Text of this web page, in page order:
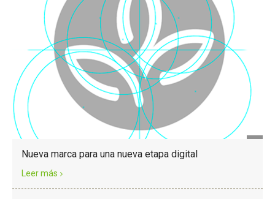
Nueva marca para una nueva etapa digital
Leer más